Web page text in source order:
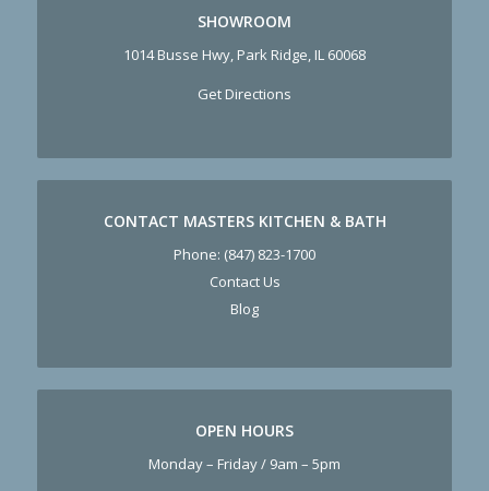
SHOWROOM
1014 Busse Hwy, Park Ridge, IL 60068
Get Directions
CONTACT MASTERS KITCHEN & BATH
Phone: (847) 823-1700
Contact Us
Blog
OPEN HOURS
Monday – Friday / 9am – 5pm